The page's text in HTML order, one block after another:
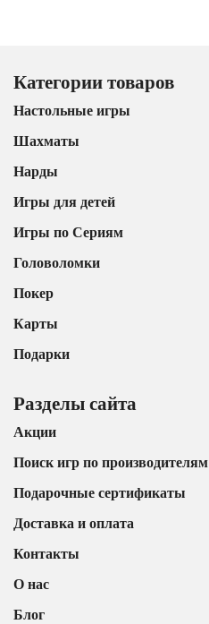
Категории товаров
Настольные игры
Шахматы
Нарды
Игры для детей
Игры по Сериям
Головоломки
Покер
Карты
Подарки
Разделы сайта
Акции
Поиск игр по производителям
Подарочные сертификаты
Доставка и оплата
Контакты
О нас
Блог